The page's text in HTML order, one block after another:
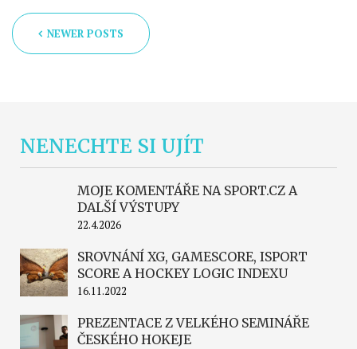
NEWER POSTS
NENECHTE SI UJÍT
MOJE KOMENTÁŘE NA SPORT.CZ A
DALŠÍ VÝSTUPY
22.4.2026
SROVNÁNÍ XG, GAMESCORE, ISPORT
SCORE A HOCKEY LOGIC INDEXU
16.11.2022
PREZENTACE Z VELKÉHO SEMINÁŘE
ČESKÉHO HOKEJE